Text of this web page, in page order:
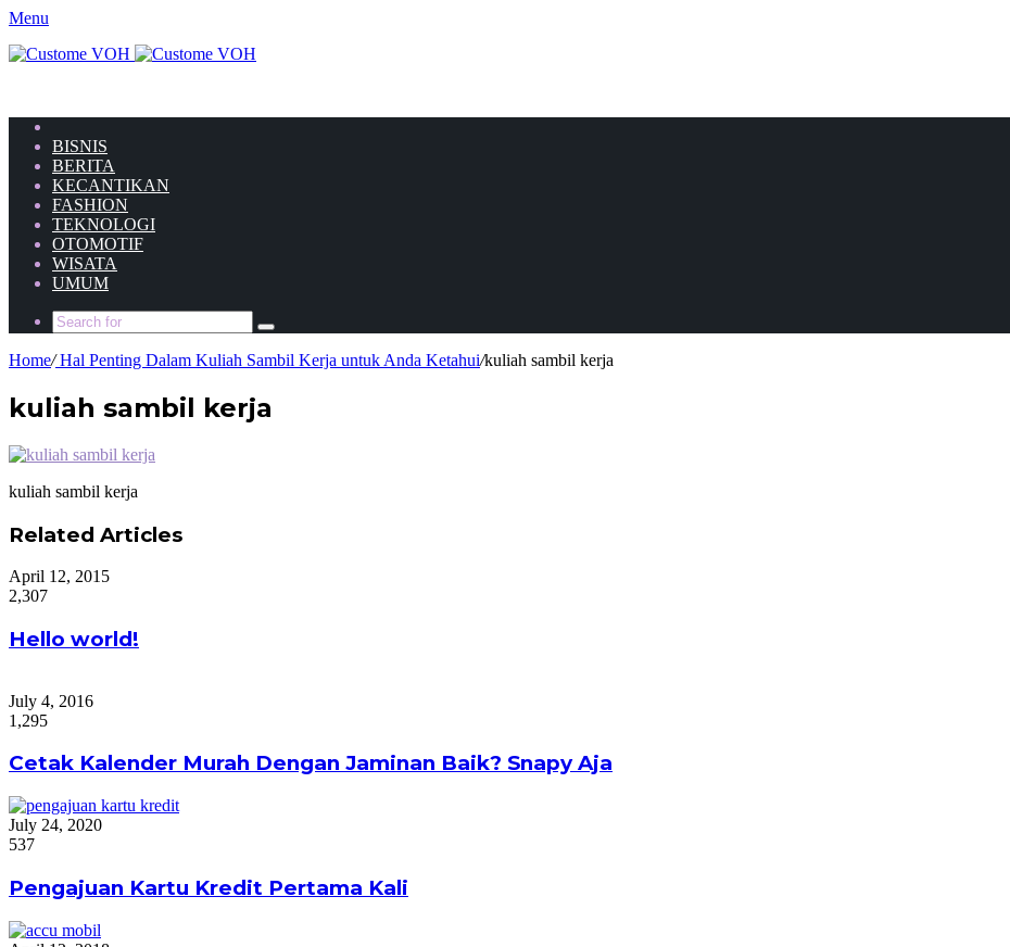
Menu
BISNIS
BERITA
KECANTIKAN
FASHION
TEKNOLOGI
OTOMOTIF
WISATA
UMUM
Home/Hal Penting Dalam Kuliah Sambil Kerja untuk Anda Ketahui/kuliah sambil kerja
kuliah sambil kerja
kuliah sambil kerja
Related Articles
April 12, 2015
2,307
Hello world!
July 4, 2016
1,295
Cetak Kalender Murah Dengan Jaminan Baik? Snapy Aja
July 24, 2020
537
Pengajuan Kartu Kredit Pertama Kali